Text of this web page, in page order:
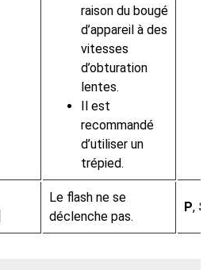
raison du bougé
d’appareil à des
vitesses
d’obturation
lentes.
Il est
recommandé
d’utiliser un
trépied.
Le flash ne se
déclenche pas.
P, S